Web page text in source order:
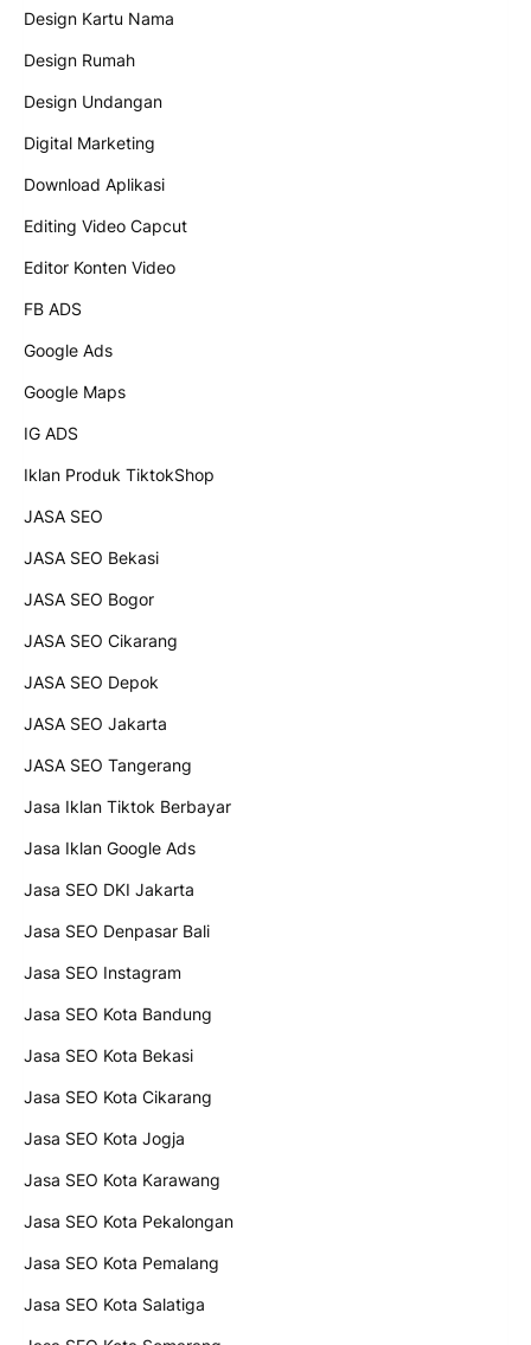
Design Kartu Nama
Design Rumah
Design Undangan
Digital Marketing
Download Aplikasi
Editing Video Capcut
Editor Konten Video
FB ADS
Google Ads
Google Maps
IG ADS
Iklan Produk TiktokShop
JASA SEO
JASA SEO Bekasi
JASA SEO Bogor
JASA SEO Cikarang
JASA SEO Depok
JASA SEO Jakarta
JASA SEO Tangerang
Jasa Iklan Tiktok Berbayar
Jasa Iklan Google Ads
Jasa SEO DKI Jakarta
Jasa SEO Denpasar Bali
Jasa SEO Instagram
Jasa SEO Kota Bandung
Jasa SEO Kota Bekasi
Jasa SEO Kota Cikarang
Jasa SEO Kota Jogja
Jasa SEO Kota Karawang
Jasa SEO Kota Pekalongan
Jasa SEO Kota Pemalang
Jasa SEO Kota Salatiga